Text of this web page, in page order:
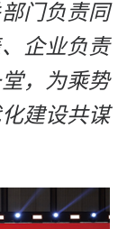
门负责同
企业负责
，为乘势
建设共谋